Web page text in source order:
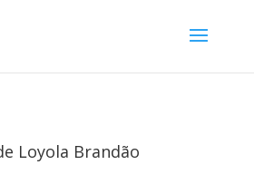
Loyola Brandão